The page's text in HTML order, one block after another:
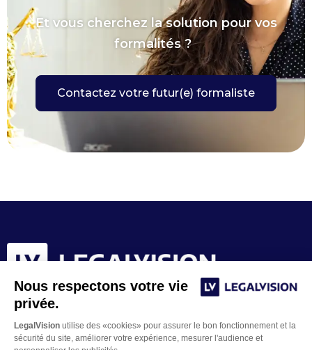
Nous respectons votre vie
privée.
LegalVision utilise des «cookies» pour assurer le bon fonctionnement et la
sécurité du site, améliorer votre expérience, mesurer l'audience et
Et vous cherchez la solution pour vos
formalités ?
Contactez votre futur(e) formaliste